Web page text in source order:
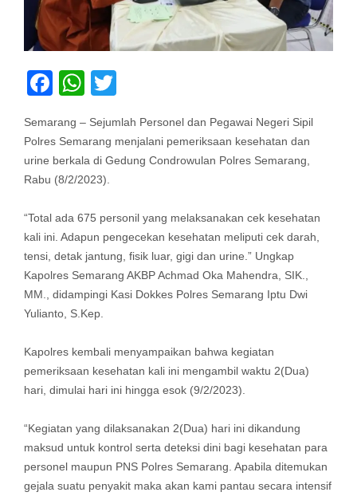
Facebook
WhatsApp
Twitter
Semarang – Sejumlah Personel dan Pegawai Negeri Sipil
Polres Semarang menjalani pemeriksaan kesehatan dan
urine berkala di Gedung Condrowulan Polres Semarang,
Rabu (8/2/2023).
“Total ada 675 personil yang melaksanakan cek kesehatan
kali ini. Adapun pengecekan kesehatan meliputi cek darah,
tensi, detak jantung, fisik luar, gigi dan urine.” Ungkap
Kapolres Semarang AKBP Achmad Oka Mahendra, SIK.,
MM., didampingi Kasi Dokkes Polres Semarang Iptu Dwi
Yulianto, S.Kep.
Kapolres kembali menyampaikan bahwa kegiatan
pemeriksaan kesehatan kali ini mengambil waktu 2(Dua)
hari, dimulai hari ini hingga esok (9/2/2023).
“Kegiatan yang dilaksanakan 2(Dua) hari ini dikandung
maksud untuk kontrol serta deteksi dini bagi kesehatan para
personel maupun PNS Polres Semarang. Apabila ditemukan
gejala suatu penyakit maka akan kami pantau secara intensif